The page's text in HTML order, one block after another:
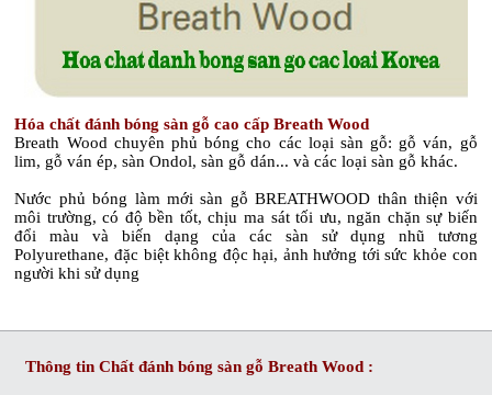
Hóa chất đánh bóng sàn gỗ cao cấp BreathWood
Breath Wood chuyên phủ bóng cho các loại sàn gỗ: gỗ ván, gỗ
lim, gỗ ván ép, sàn Ondol, sàn gỗ dán... và các loại sàn gỗ khác.
Nước phủ bóng làm mới sàn gỗ BREATHWOOD thân thiện với
môi trường, có độ bền tốt, chịu ma sát tối ưu, ngăn chặn sự biến
đổi màu và biến dạng của các sàn sử dụng nhũ tương
Polyurethane, đặc biệt không độc hại, ảnh hưởng tới sức khỏe con
người khi sử dụng
Thông tinChất đánh bóng sàn gỗ Breath Wood :